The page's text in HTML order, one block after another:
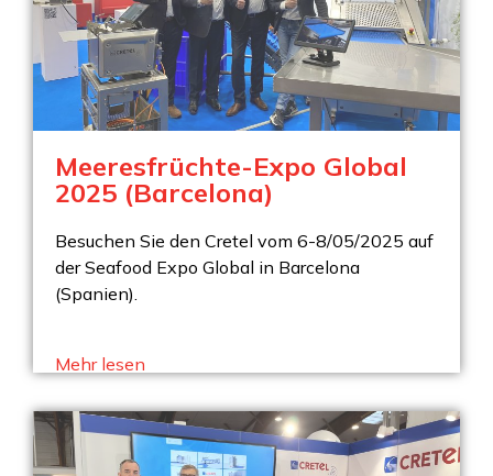
Meeresfrüchte-Expo Global
2025 (Barcelona)
Besuchen Sie den Cretel vom 6-8/05/2025 auf
der Seafood Expo Global in Barcelona
(Spanien).
Mehr lesen